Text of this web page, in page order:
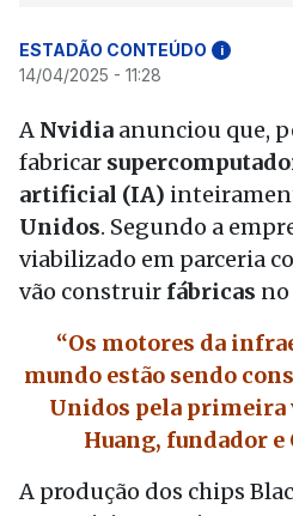
ESTADÃO CONTEÚDO i
14/04/2025 - 11:28
A Nvidia anunciou que,
fabricar
artificial (IA)
Unidos. Segundo a
viabilizado em parceria
vão construir fábricas no
“Os motores da
mundo estão sendo
Unidos pela primeira
Huang, fundador e
A produção dos chips